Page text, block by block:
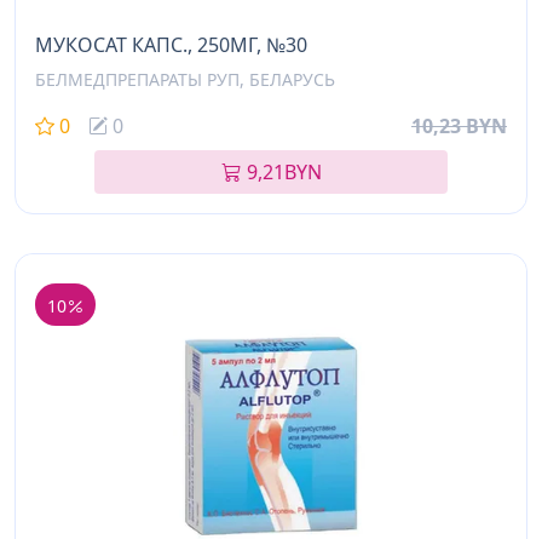
МУКОСАТ КАПС., 250МГ, №30
БЕЛМЕДПРЕПАРАТЫ РУП, БЕЛАРУСЬ
0 0
10,23 BYN
9,21BYN
10